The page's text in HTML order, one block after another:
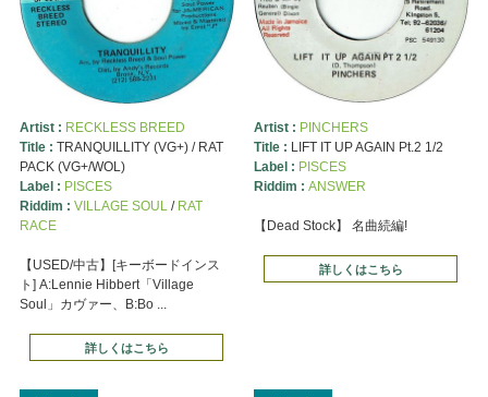
Artist : RECKLESS BREED
Title : TRANQUILLITY (VG+) / RAT
PACK (VG+/WOL)
Label : PISCES
Riddim : VILLAGE SOUL/ RAT
RACE
【USED/中古】[キーボードインス
ト] A:Lennie Hibbert「Village
Soul」カヴァー、B:Bo ...
詳しくはこちら
Artist : PINCHERS
Title : LIFT IT UP AGAIN Pt.2 1/2
Label : PISCES
Riddim : ANSWER
【Dead Stock】 名曲続編!
詳しくはこちら